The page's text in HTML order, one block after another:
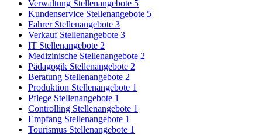
Verwaltung Stellenangebote 5
Kundenservice Stellenangebote 5
Fahrer Stellenangebote 3
Verkauf Stellenangebote 3
IT Stellenangebote 2
Medizinische Stellenangebote 2
Pädagogik Stellenangebote 2
Beratung Stellenangebote 2
Produktion Stellenangebote 1
Pflege Stellenangebote 1
Controlling Stellenangebote 1
Empfang Stellenangebote 1
Tourismus Stellenangebote 1